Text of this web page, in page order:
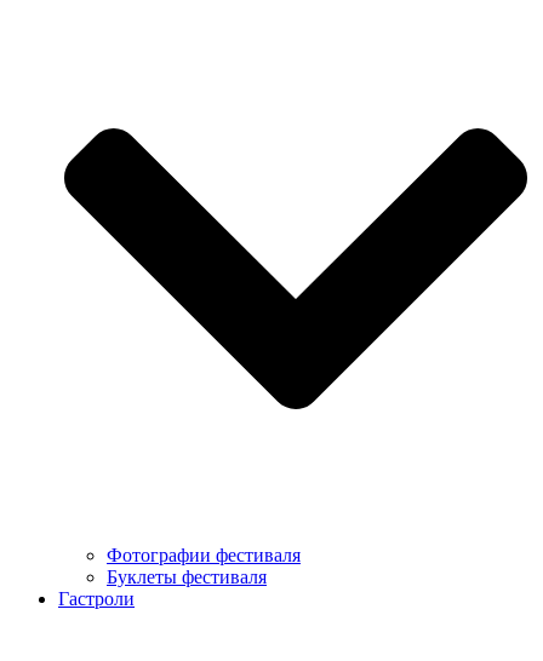
Фотографии фестиваля
Буклеты фестиваля
Гастроли